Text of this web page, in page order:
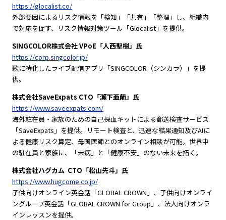
https://glocalist.co/
外部要因によるリスク情報を「検知」「共有」「整理」し、組織内
で対応を促す、リスク情報対策ツール「Glocalist」を提供。
SINGCOLOR株式会社 VPoE「人西聖樹」氏
https://corp.singcolor.jp/
歌に特化したライブ配信アプリ「SINGCOLOR（シンカラ）」を提
供。
株式会社SaveExpats CTO「瀬下亜蘭」氏
https://www.saveexpats.com/
海外駐在員・家族のための自己採血キットによる郵送検査サービス
「SaveExpats」を提供。リモート検査と、迅速な結果通知及びAIに
よる健康リスク算定、母国医師とのオンライン相談が可能。世界中
の駐在員と家族に、「未病」と「健康不安」のない未来を拓く。
株式会社ハグカム CTO「松山先斗」氏
https://www.hugcome.co.jp/
子供向けオンライン英会話「GLOBAL CROWN」、子供向けオンライ
ングループ英会話「GLOBAL CROWN for Group」、法人向けオンラ
インレッスンを提供。